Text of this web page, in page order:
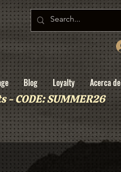
Blog Loyalty Acerca de
CODE: SUMMER26